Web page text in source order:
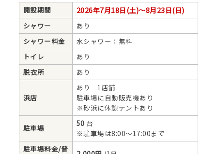
開設期間
2026年7月18日(土)～8月23日(日)
シャワー
あり
シャワー料金
水シャワー：無料
トイレ
あり
脱衣所
あり
浜店
あり 1店舗
駐車場に自動販売機あり
※砂浜に休憩テントあり
駐車場 50 台
※駐車場は8:00～17:00まで
駐車場料金/普